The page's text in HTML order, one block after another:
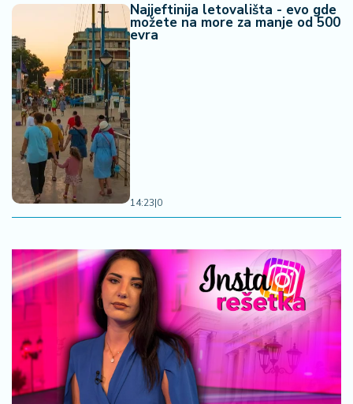
Najjeftinija letovališta - evo gde
možete na more za manje od 500
evra
14:23|0